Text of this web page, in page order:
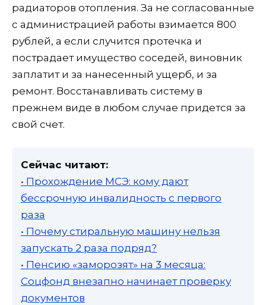
радиаторов отопления. За не согласованные
с администрацией работы взимается 800
рублей, а если случится протечка и
пострадает имущество соседей, виновник
заплатит и за нанесенный ущерб, и за
ремонт. Восстанавливать систему в
прежнем виде в любом случае придется за
свой счет.
Сейчас читают:
• Прохождение МСЭ: кому дают
бессрочную инвалидность с первого
раза
• Почему стиральную машину нельзя
запускать 2 раза подряд?
• Пенсию «заморозят» на 3 месяца:
Соцфонд внезапно начинает проверку
документов